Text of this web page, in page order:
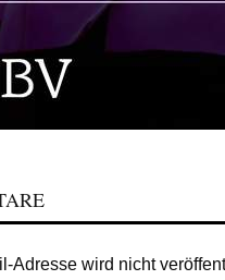
Adresse wird nicht